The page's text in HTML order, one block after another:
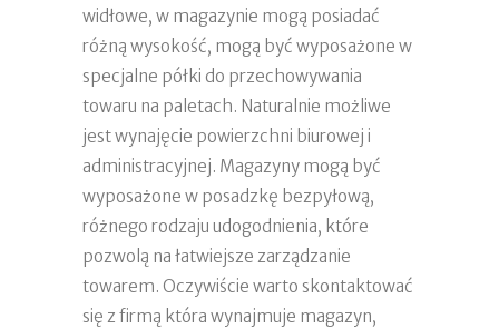
widłowe, w magazynie mogą posiadać
różną wysokość, mogą być wyposażone w
specjalne półki do przechowywania
towaru na paletach. Naturalnie możliwe
jest wynajęcie powierzchni biurowej i
administracyjnej. Magazyny mogą być
wyposażone w posadzkę bezpyłową,
różnego rodzaju udogodnienia, które
pozwolą na łatwiejsze zarządzanie
towarem. Oczywiście warto skontaktować
się z firmą która wynajmuje magazyn,